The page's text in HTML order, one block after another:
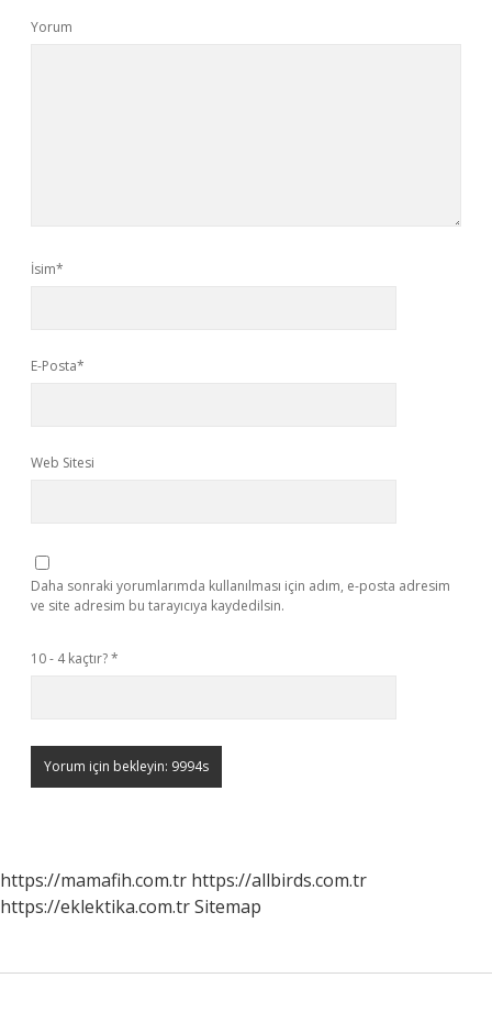
Yorum
İsim*
E-Posta*
Web Sitesi
Daha sonraki yorumlarımda kullanılması için adım, e-posta adresim
ve site adresim bu tarayıcıya kaydedilsin.
10 - 4 kaçtır?*
https://mamafih.com.tr https://allbirds.com.tr
https://eklektika.com.trSitemap